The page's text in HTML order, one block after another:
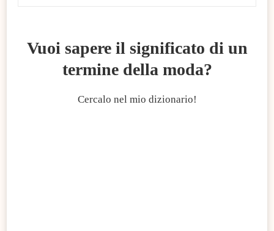
Vuoi sapere il significato di un
termine della moda?
Cercalo nel mio dizionario!